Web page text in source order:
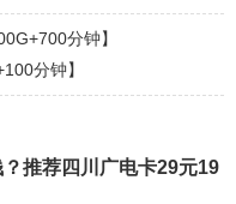
分钟】
分钟】
推荐四川广电卡29元19